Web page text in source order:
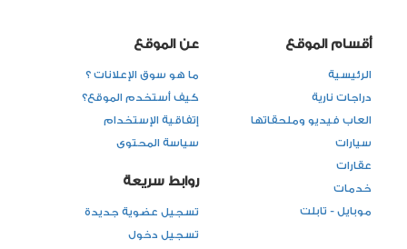
أقسام الموقع
الرئيسية
دراجات نارية
العاب فيديو وملحقاتها
سيارات
عقارات
خدمات
موبايل - تابلت
عن الموقع
ما هو سوق الإعلانات ؟
كيف أستخدم الموقع؟
إتفاقية الإستخدام
سياسة المحتوى
روابط سريعة
تسجيل عضوية جديدة
تسجيل دخول